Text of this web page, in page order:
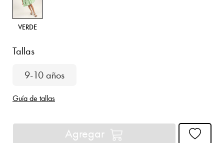
VERDE
Tallas
9-10 años
Guía de tallas
Agregar